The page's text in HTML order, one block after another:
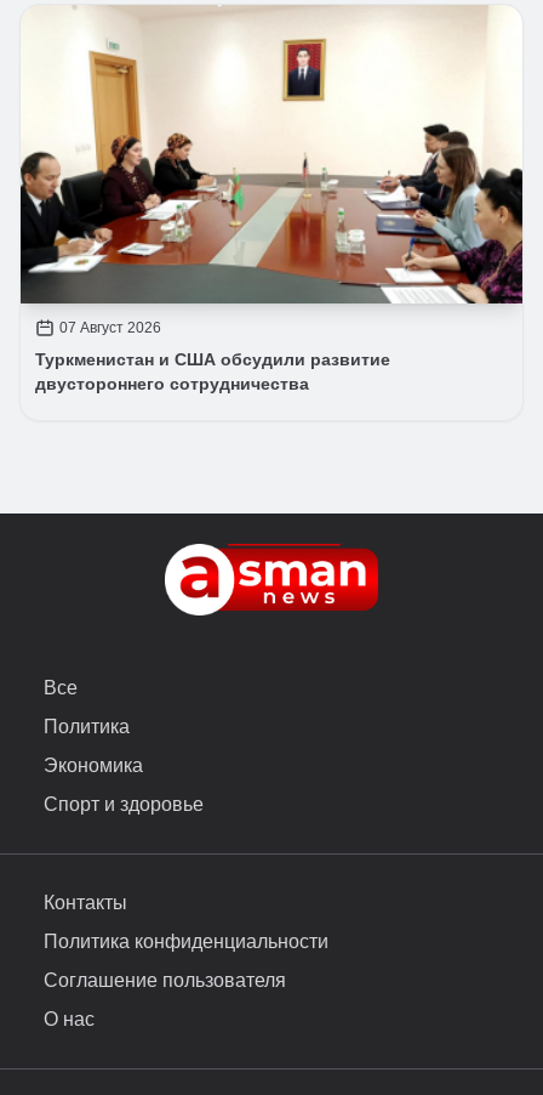
07 Август 2026
Туркменистан и США обсудили развитие
двустороннего сотрудничества
Все
Политика
Экономика
Спорт и здоровье
Контакты
Политика конфиденциальности
Соглашение пользователя
О нас